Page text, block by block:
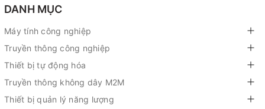
DANH MỤC
Máy tính công nghiệp
Truyền thông công nghiệp
Thiết bị tự động hóa
Truyền thông không dây M2M
Thiết bị quản lý năng lượng